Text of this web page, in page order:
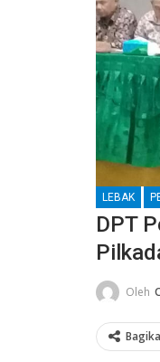
LEBAK
DPT
Oleh